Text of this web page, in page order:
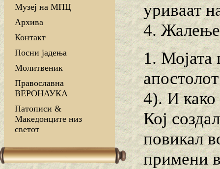
Музеј на МПЦ
Архива
Контакт
Посни јадења
Молитвеник
Православна
ВЕРОНАУКА
Патописи &
Македонците низ
светот
уриваат
4.
1. Мојата
4). И како
Кој
повикал
примени